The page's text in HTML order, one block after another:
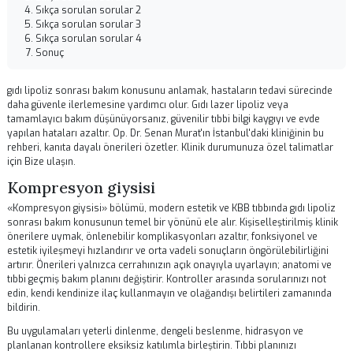
Kulak Burun Boğaz ve Yüz Estetiği Cerrahisi uzmanı.
Bu içerik bilgilendirme amaçlıdır. Tedavi kararları için mutlaka uzman hekime
danışınız.
İçindekiler
Kompresyon giysisi
Beslenme ve hidrasyon
Sıkça sorulan sorular 1
Sıkça sorulan sorular 2
Sıkça sorulan sorular 3
Sıkça sorulan sorular 4
Sonuç
gıdı lipoliz sonrası bakım konusunu anlamak, hastaların tedavi
daha güvenle ilerlemesine yardımcı olur.Gıdı lazer lipolizveya
tamamlayıcı bakım düşünüyorsanız, güvenilir tıbbi bilgi kaygıyı ve
yapılan hataları azaltır. Op. Dr. Senan Murat'ın İstanbul'daki kliniğinin
içinBize ulaşın .